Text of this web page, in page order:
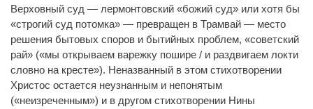
Верховный суд — лермонтовский «божий суд» или хотя бы
«строгий суд потомка» — превращен в Трамвай — место
решения бытовых споров и бытийных проблем, «советский
рай» («мы открываем варежку пошире / и раздвигаем локти
словно на кресте»). Неназванный в этом стихотворении
Христос остается неузнанным и непонятым
(«неизреченным») и в другом стихотворении Нины